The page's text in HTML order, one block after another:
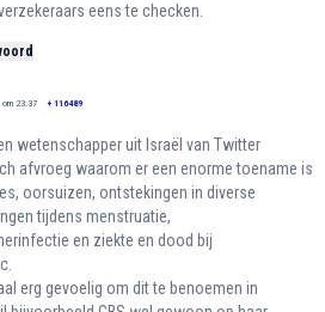
eens te checken.
om 23:37 + 116489
wetenschapper uit Israël van Twitter
afvroeg waarom er een enorme toename is
oorsuizen, ontstekingen in diverse
tijdens menstruatie,
en ziekte en dood bij
erg gevoelig om dit te benoemen in